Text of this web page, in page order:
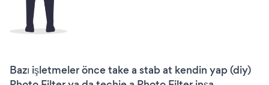
Bazı işletmeler önce take a stab at kendin yap (diy)